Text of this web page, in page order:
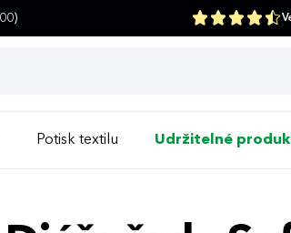
Potisk textilu Udržitelné